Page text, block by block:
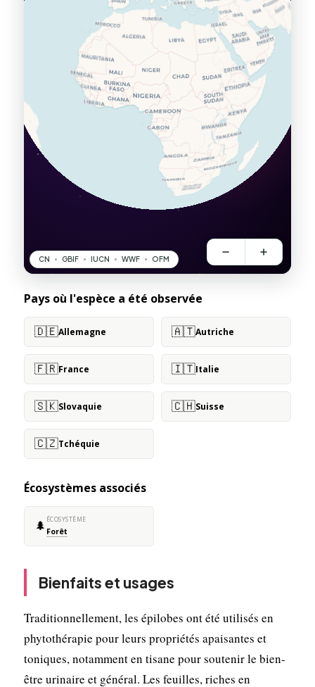
Pays où l'espèce a été observée
🇩🇪Allemagne 🇦🇹Autriche
🇫🇷France 🇮🇹Italie
🇸🇰Slovaquie 🇨🇭Suisse
🇨🇿Tchéquie
Écosystèmes associés
🌲 ÉCOSYSTÈME
Forêt
Bienfaits et usages
Traditionnellement, les épilobes ont été utilisés en
phytothérapie pour leurs propriétés apaisantes et
toniques, notamment en tisane pour soutenir le bien-
être urinaire et général. Les feuilles, riches en